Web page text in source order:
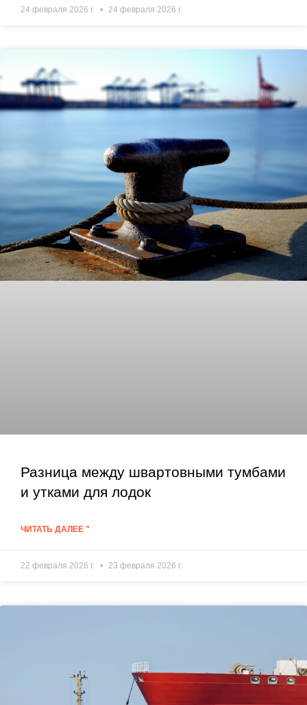
24 февраля 2026 г. 24 февраля 2026 г.
Разница между швартовными тумбами
и утками для лодок
ЧИТАТЬ ДАЛЕЕ "
22 февраля 2026 г. 23 февраля 2026 г.